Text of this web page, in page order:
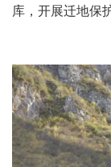
库，开展迁地保